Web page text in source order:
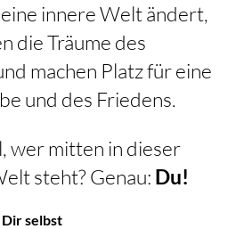
innere Welt ändert,
die Träume des
machen Platz für eine
und des Friedens.
wer mitten in dieser
steht? Genau: Du!
selbst